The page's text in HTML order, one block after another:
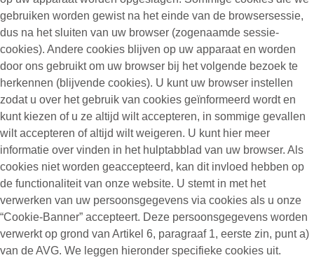
gebruiken worden gewist na het einde van de browsersessie,
dus na het sluiten van uw browser (zogenaamde sessie-
cookies). Andere cookies blijven op uw apparaat en worden
door ons gebruikt om uw browser bij het volgende bezoek te
herkennen (blijvende cookies). U kunt uw browser instellen
zodat u over het gebruik van cookies geïnformeerd wordt en
kunt kiezen of u ze altijd wilt accepteren, in sommige gevallen
wilt accepteren of altijd wilt weigeren. U kunt hier meer
informatie over vinden in het hulptabblad van uw browser. Als
cookies niet worden geaccepteerd, kan dit invloed hebben op
de functionaliteit van onze website. U stemt in met het
verwerken van uw persoonsgegevens via cookies als u onze
“Cookie-Banner” accepteert. Deze persoonsgegevens worden
verwerkt op grond van Artikel 6, paragraaf 1, eerste zin, punt a)
van de AVG. We leggen hieronder specifieke cookies uit.